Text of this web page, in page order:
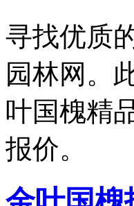
寻找优质
园林网。
叶国槐精
报价。